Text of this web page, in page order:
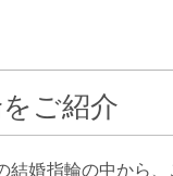
ご紹介
結婚指輪の中から